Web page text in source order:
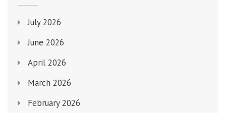
July 2026
June 2026
April 2026
March 2026
February 2026